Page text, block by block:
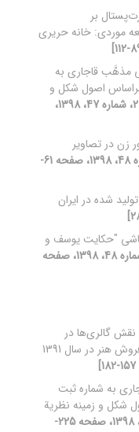
بر
موردی: خانه حریری
مذهَّب قاجاری به
تبریز براساس اصول شکل و
[دوره 20، شماره 47، 1398،
زن در تصاویر
[دوره 20، شماره 48، 1398، صفحه 61-
شده در ایران
"حکایت یوسف و
[دوره 20، شماره 48، 1398، صفحه
نقش گالری‌ها در
موقعیت هنرمندان نوظهور با مطالعة بازار فروش هنر در سال 1391
به شماره ثبت
شکل و زمینه نظریة
[دوره 20، شماره 47، 1398، صفحه 225-